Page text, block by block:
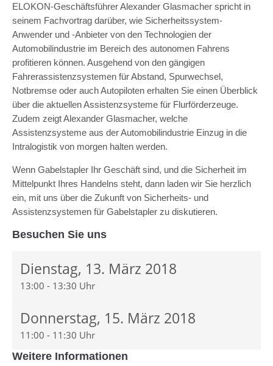
ELOKON-Geschäftsführer Alexander Glasmacher spricht in
seinem Fachvortrag darüber, wie Sicherheitssystem-
Anwender und -Anbieter von den Technologien der
Automobilindustrie im Bereich des autonomen Fahrens
profitieren können. Ausgehend von den gängigen
Fahrerassistenzsystemen für Abstand, Spurwechsel,
Notbremse oder auch Autopiloten erhalten Sie einen Überblick
über die aktuellen Assistenzsysteme für Flurförderzeuge.
Zudem zeigt Alexander Glasmacher, welche
Assistenzsysteme aus der Automobilindustrie Einzug in die
Intralogistik von morgen halten werden.
Wenn Gabelstapler Ihr Geschäft sind, und die Sicherheit im
Mittelpunkt Ihres Handelns steht, dann laden wir Sie herzlich
ein, mit uns über die Zukunft von Sicherheits- und
Assistenzsystemen für Gabelstapler zu diskutieren.
Besuchen Sie uns
Dienstag, 13. März 2018
13:00 - 13:30 Uhr
Donnerstag, 15. März 2018
11:00 - 11:30 Uhr
Weitere Informationen